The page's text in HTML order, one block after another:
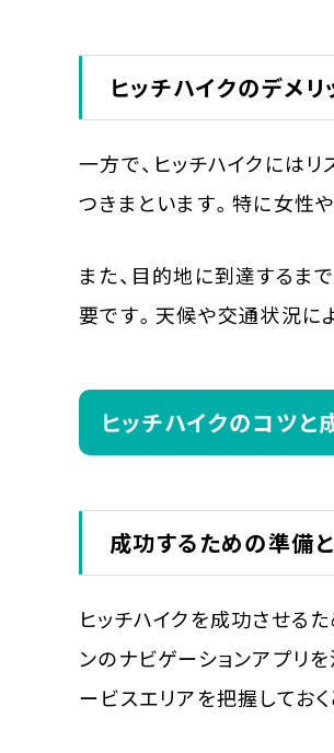
ヒッチハイクのデメ
一方で、ヒッチハイクには
つきまといます。特に女性
また、目的地に到達するま
要です。天候や交通状況に
ヒッチハイクのコツと
成功するための準備
ヒッチハイクを成功させる
ンのナビゲーションアプリ
ービスエリアを把握してお